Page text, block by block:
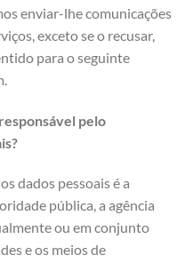
enviar-lhe comunicações
exceto se o recusar,
para o seguinte
pelo
dados pessoais é a
pública, a agência
ou em conjunto
e os meios de